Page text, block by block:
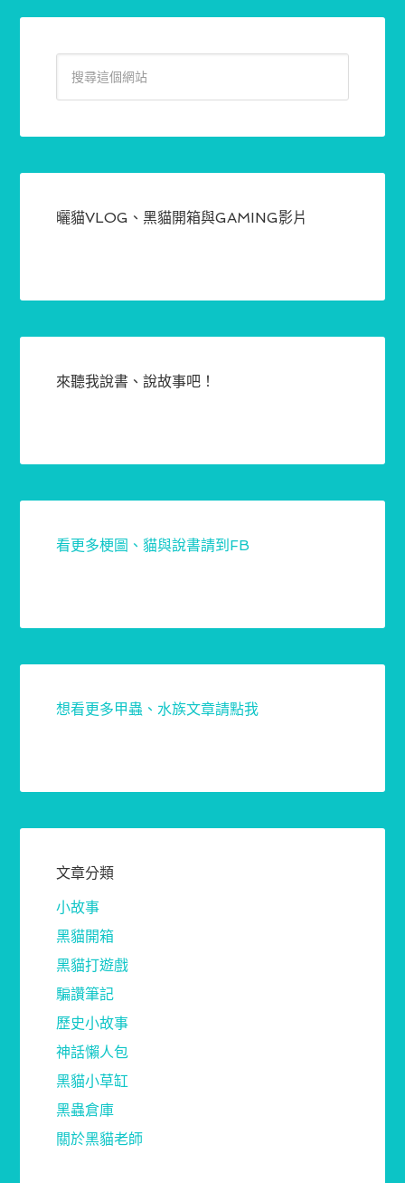
曬貓VLOG、黑貓開箱與GAMING影片
來聽我說書、說故事吧！
看更多梗圖、貓與說書請到FB
想看更多甲蟲、水族文章請點我
文章分類
小故事
黑貓開箱
黑貓打遊戲
騙讚筆記
歷史小故事
神話懶人包
黑貓小草缸
黑蟲倉庫
關於黑貓老師